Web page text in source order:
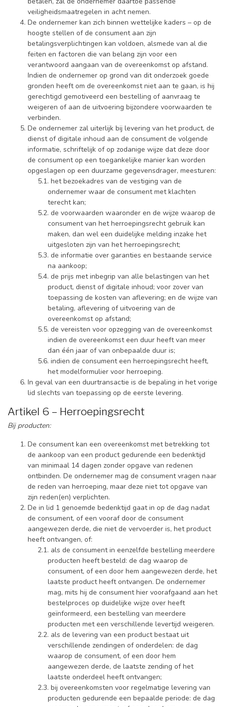
veiligheidsmaatregelen in acht nemen.
De ondernemer kan zich binnen wettelijke kaders – op de
hoogte stellen of de consument aan zijn
betalingsverplichtingen kan voldoen, alsmede van al die
feiten en factoren die van belang zijn voor een
verantwoord aangaan van de overeenkomst op afstand.
Indien de ondernemer op grond van dit onderzoek goede
gronden heeft om de overeenkomst niet aan te gaan, is hij
gerechtigd gemotiveerd een bestelling of aanvraag te
weigeren of aan de uitvoering bijzondere voorwaarden te
verbinden.
De ondernemer zal uiterlijk bij levering van het product, de
dienst of digitale inhoud aan de consument de volgende
informatie, schriftelijk of op zodanige wijze dat deze door
de consument op een toegankelijke manier kan worden
opgeslagen op een duurzame gegevensdrager, meesturen:
het bezoekadres van de vestiging van de
ondernemer waar de consument met klachten
terecht kan;
de voorwaarden waaronder en de wijze waarop de
consument van het herroepingsrecht gebruik kan
maken, dan wel een duidelijke melding inzake het
uitgesloten zijn van het herroepingsrecht;
de informatie over garanties en bestaande service
na aankoop;
de prijs met inbegrip van alle belastingen van het
product, dienst of digitale inhoud; voor zover van
toepassing de kosten van aflevering; en de wijze van
betaling, aflevering of uitvoering van de
overeenkomst op afstand;
de vereisten voor opzegging van de overeenkomst
indien de overeenkomst een duur heeft van meer
dan één jaar of van onbepaalde duur is;
indien de consument een herroepingsrecht heeft,
het modelformulier voor herroeping.
In geval van een duurtransactie is de bepaling in het vorige
lid slechts van toepassing op de eerste levering.
Artikel 6 – Herroepingsrecht
Bij producten:
De consument kan een overeenkomst met betrekking tot
de aankoop van een product gedurende een bedenktijd
van minimaal 14 dagen zonder opgave van redenen
ontbinden. De ondernemer mag de consument vragen naar
de reden van herroeping, maar deze niet tot opgave van
zijn reden(en) verplichten.
De in lid 1 genoemde bedenktijd gaat in op de dag nadat
de consument, of een vooraf door de consument
aangewezen derde, die niet de vervoerder is, het product
heeft ontvangen, of:
als de consument in eenzelfde bestelling meerdere
producten heeft besteld: de dag waarop de
consument, of een door hem aangewezen derde, het
laatste product heeft ontvangen. De ondernemer
mag, mits hij de consument hier voorafgaand aan het
bestelproces op duidelijke wijze over heeft
geïnformeerd, een bestelling van meerdere
producten met een verschillende levertijd weigeren.
als de levering van een product bestaat uit
verschillende zendingen of onderdelen: de dag
waarop de consument, of een door hem
aangewezen derde, de laatste zending of het
laatste onderdeel heeft ontvangen;
bij overeenkomsten voor regelmatige levering van
producten gedurende een bepaalde periode: de dag